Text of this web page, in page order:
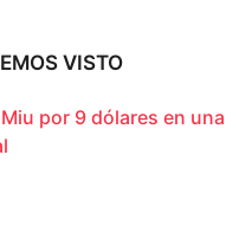
VISTO
por 9 dólares en una